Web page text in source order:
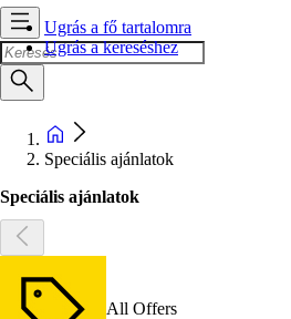
Ugrás a fő tartalomra
Ugrás a kereséshez
Speciális ajánlatok
Speciális ajánlatok
All Offers